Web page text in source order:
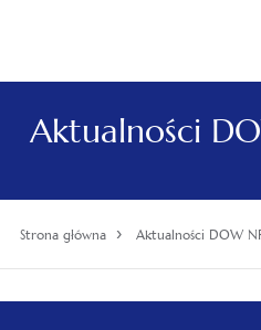
Aktualności
Strona główna › Aktualności DOW